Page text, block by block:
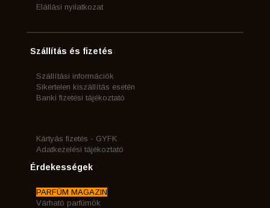
Elállási nyilatkozat
Szállítás és fizetés
Szállítási információk
Sikertelen kiszállítás esetén
Banki fizetési tájékoztató
Kártyás fizetés - GYFK
Adatkezelési tájékoztató
Érdekességek
PARFÜM MAGAZIN
Várható parfümök